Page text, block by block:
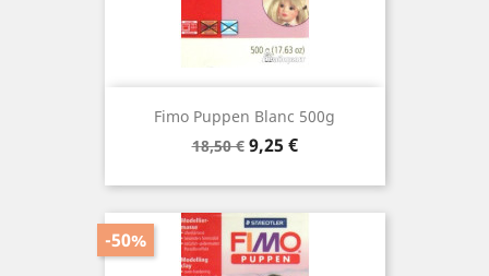
Fimo Puppen Blanc 500g
Prix
base
18,50 € Prix
9,25 €
-50%